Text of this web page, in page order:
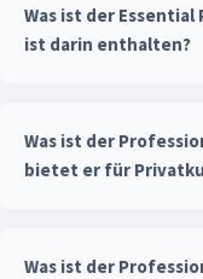
Was ist der
ist darin enthalten?
Was ist der
bietet er für
Was ist der